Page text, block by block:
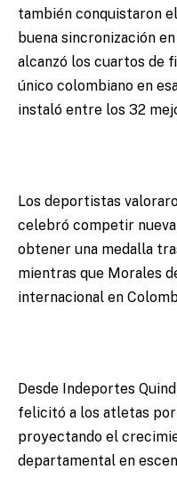
también conquistaron
buena sincronización
alcanzó los cuartos de
único colombiano en
instaló entre los 32
Los deportistas
celebró competir
obtener una medalla
mientras que Morales
internacional en
Desde Indeportes
felicitó a los atletas
proyectando el
departamental en